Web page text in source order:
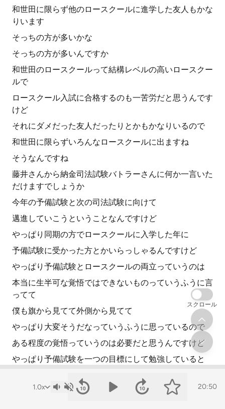
和世田に限らず他のロースクールに進学した友人もかな
りいます
そっちの方が多いかな
そっちの方が多いんですか
和世田のロースクールって結構レベルの高いロースクー
ルで
ロースクール入試に合格するのも一苦労だと思うんです
けど
それにダメだった友人だったりとかもかなりいるので
和世田に限らずいろんなロースクールに出ますね
そうなんですね
藤井さんから納金司法試験バトラーさんに何か一言いた
だけますでしょうか
今年の予備試験と次の司法試験に向けて
邁進していこうということなんですけど
やっぱり同期の方でロースクールに入学した年に
予備試験に受かった方とかいらっしゃるんですけど
やっぱり予備試験とロースクールの両立っていうのは
本当に生半可な覚悟ではできないものっていうふうに言
ってて
僕も旗から見てて外側から見てて
やっぱり大変そうだなっていうふうに思っているので
ある程度の覚悟っていうのは必要だと思うんですけど
やっぱり予備試験を一つの目標にして勉強していると
次の年の司法試験にかなり生きてくるかなっていうふう
20:50
スクロール